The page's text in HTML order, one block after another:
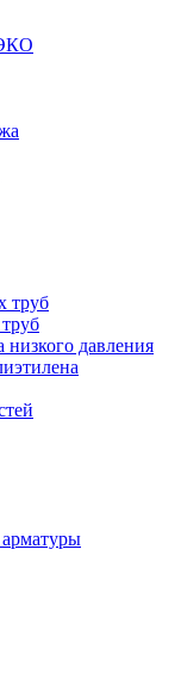
труб
низкого давления